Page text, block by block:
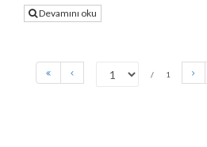
Devamını oku
1